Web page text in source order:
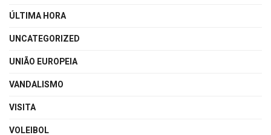
ÚLTIMA HORA
UNCATEGORIZED
UNIÃO EUROPEIA
VANDALISMO
VISITA
VOLEIBOL